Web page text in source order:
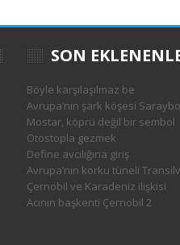
SON
Böyle karşılaşılmaz be
Avrupa’nın şark köşesi
Mostar, köprü değil bir sembol
Otostopla gezmek
Define avcılığına giriş
Avrupa’nın korku tüneli
Çernobil ve Karadeniz ilişkisi
Acının başkenti Çernobil 2